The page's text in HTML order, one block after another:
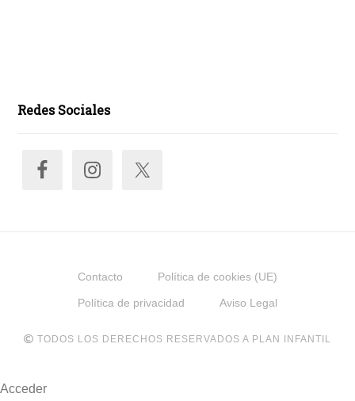
Redes Sociales
Contacto Política de cookies (UE)
Política de privacidad Aviso Legal
TODOS LOS DERECHOS RESERVADOS A PLAN INFANTIL
Acceder